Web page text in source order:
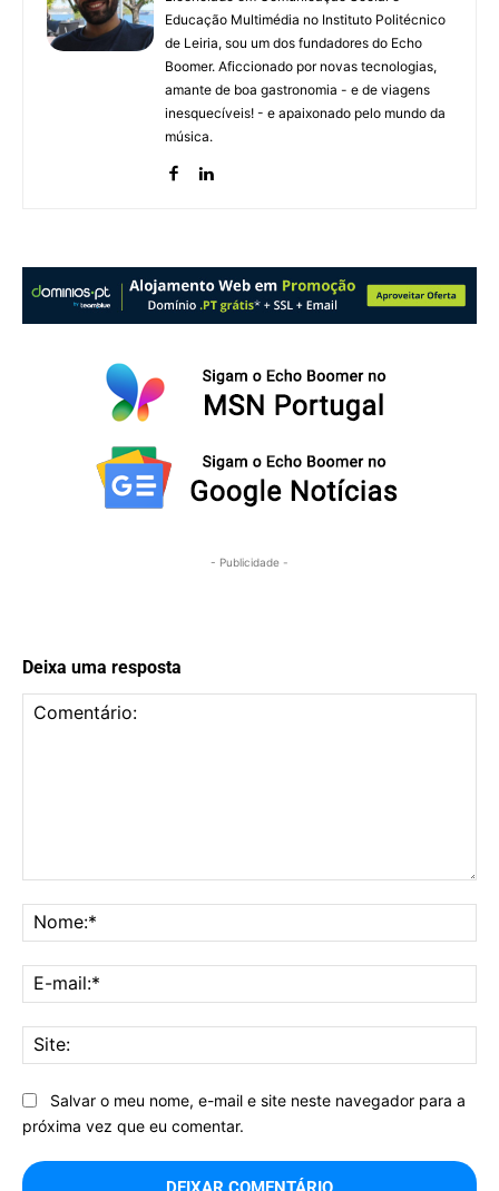
Educação Multimédia no Instituto Politécnico
de Leiria, sou um dos fundadores do Echo
Boomer. Aficcionado por novas tecnologias,
amante de boa gastronomia - e de viagens
inesquecíveis! - e apaixonado pelo mundo da
música.
- Publicidade -
Deixa uma resposta
Salvar o meu nome, e-mail e site neste navegador para a
próxima vez que eu comentar.